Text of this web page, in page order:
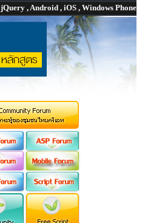
jQuery , Android , iOS , Windows Phone